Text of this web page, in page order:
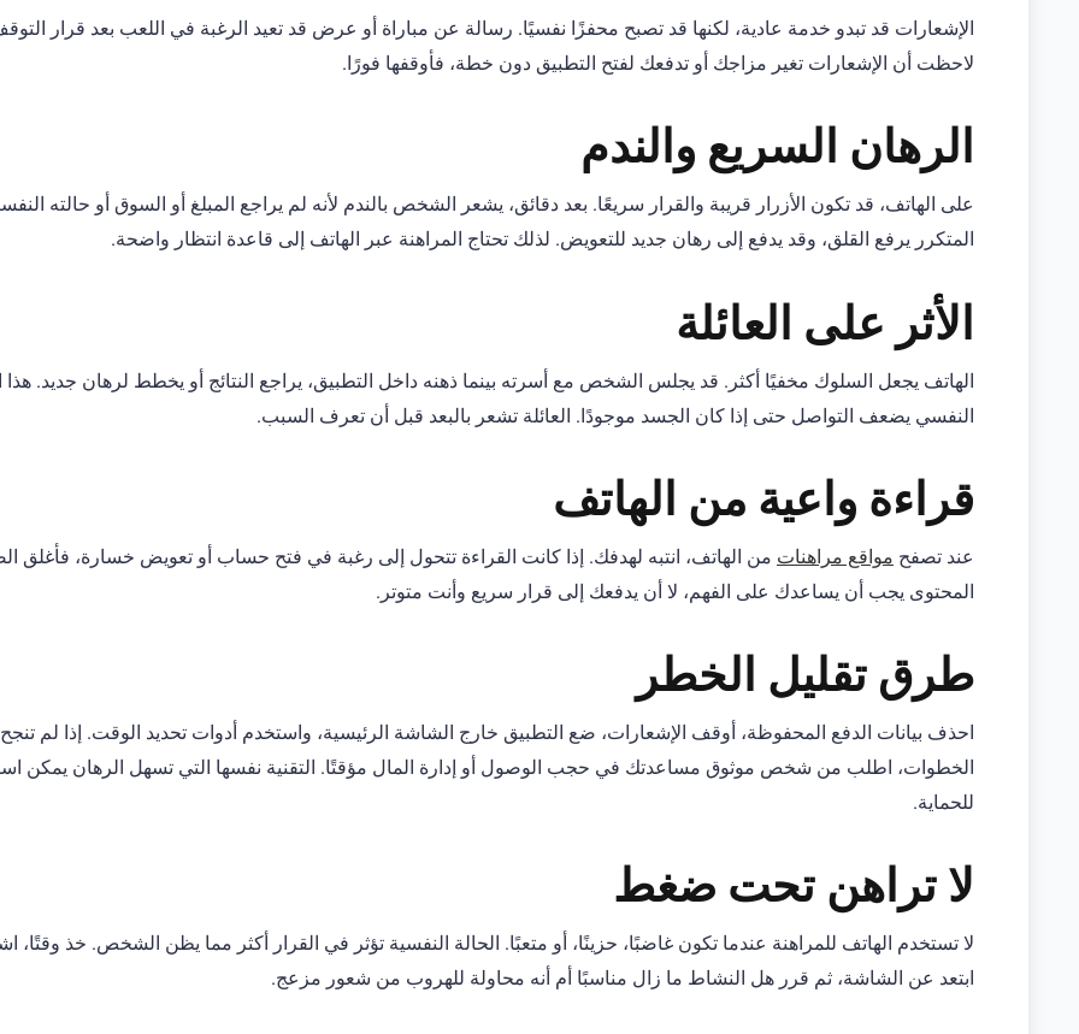
الإشعارات قد تبدو خدمة عادية، لكنها قد تصبح محفزًا نفسيًا. رسالة عن مباراة أو عرض قد تعيد الرغبة في اللعب بعد قرار
لاحظت أن الإشعارات تغير مزاجك أو تدفعك لفتح التطبيق دون خطة، فأوقفها فورًا.
الرهان السريع والندم
على الهاتف، قد تكون الأزرار قريبة والقرار سريعًا. بعد دقائق، يشعر الشخص بالندم لأنه لم يراجع المبلغ أو السوق أو حالته
المتكرر يرفع القلق، وقد يدفع إلى رهان جديد للتعويض. لذلك تحتاج المراهنة عبر الهاتف إلى قاعدة انتظار واضحة.
الأثر على العائلة
الهاتف يجعل السلوك مخفيًا أكثر. قد يجلس الشخص مع أسرته بينما ذهنه داخل التطبيق، يراجع النتائج أو يخطط لرهان جديد. هذا
النفسي يضعف التواصل حتى إذا كان الجسد موجودًا. العائلة تشعر بالبعد قبل أن تعرف السبب.
قراءة واعية من الهاتف
عند تصفح مواقع مراهنات من الهاتف، انتبه لهدفك. إذا كانت القراءة تتحول إلى رغبة في فتح حساب أو تعويض خسارة، فأغلق
المحتوى يجب أن يساعدك على الفهم، لا أن يدفعك إلى قرار سريع وأنت متوتر.
طرق تقليل الخطر
احذف بيانات الدفع المحفوظة، أوقف الإشعارات، ضع التطبيق خارج الشاشة الرئيسية، واستخدم أدوات تحديد الوقت. إذا لم
الخطوات، اطلب من شخص موثوق مساعدتك في حجب الوصول أو إدارة المال مؤقتًا. التقنية نفسها التي تسهل الرهان يمكن
للحماية.
لا تراهن تحت ضغط
لا تستخدم الهاتف للمراهنة عندما تكون غاضبًا، حزينًا، أو متعبًا. الحالة النفسية تؤثر في القرار أكثر مما يظن الشخص. خذ وقتًا،
ابتعد عن الشاشة، ثم قرر هل النشاط ما زال مناسبًا أم أنه محاولة للهروب من شعور مزعج.